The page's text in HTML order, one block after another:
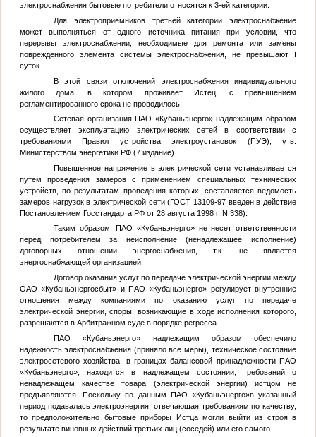
электроснабжения бытовые потребители относятся к 3-ей категории.
Для электроприемников третьей категории электроснабжение
может выполняться от одного источника питания при условии, что
перерывы электроснабжении, необходимые для ремонта или замены
поврежденного элемента системы электроснабжения, не превышают I
суток.
В этой связи отключений электроснабжения индивидуального
жилого дома, в котором проживает Истец, с превышением
регламентированного срока не проводилось.
Сетевая организация ПАО «Кубаньэнерго» надлежащим образом
осуществляет эксплуатацию электрических сетей в соответствии с
требованиями Правил устройства электроустановок (ПУЭ), утв.
Министерством энергетики РФ (7 издание).
Повышенное напряжение в электрической сети устанавливается
путем проведения замеров с применением специальных технических
устройств, по результатам проведения которых, составляется ведомость
замеров нагрузок в электрической сети (ГОСТ 13109-97 введен в действие
Постановлением Госстандарта РФ от 28 августа 1998 г. N 338).
Таким образом, ПАО «Кубаньэнерго» не несет ответственности
перед потребителем за неисполнение (ненадлежащее исполнение)
договорных отношении энергоснабжения, т.к. не является
энергоснабжающей организацией.
Договор оказания услуг по передаче электрической энергии между
ОАО «Кубаньэнергосбыт» и ПАО «Кубаньэнерго» регулирует внутренние
отношения между компаниями по оказанию услуг по передаче
электрической энергии, споры, возникающие в ходе исполнения которого,
разрешаются в Арбитражном суде в порядке регресса.
ПАО «Кубаньэнерго» надлежащим образом обеспечило
надежность электроснабжения (приняло все меры), техническое состояние
электросетевого хозяйства, в границах балансовой принадлежности ПАО
«Кубаньэнерго», находится в надлежащем состоянии, требований о
ненадлежащем качестве товара (электрической энергии) истцом не
предъявляются. Поскольку по данным ПАО «Кубаньэнерго»в указанный
период подавалась электроэнергия, отвечающая требованиям по качеству,
то предположительно бытовые приборы Истца могли выйти из строя в
результате виновных действий третьих лиц (соседей) или его самого.